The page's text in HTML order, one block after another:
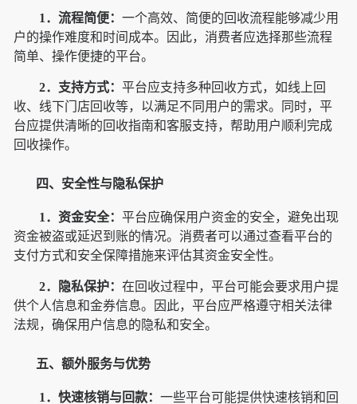
1．流程简便： 一个高效、简便的回收流程能够减少用
户的操作难度和时间成本。因此，消费者应选择那些流程
简单、操作便捷的平台。
2．支持方式： 平台应支持多种回收方式，如线上回
收、线下门店回收等，以满足不同用户的需求。同时，平
台应提供清晰的回收指南和客服支持，帮助用户顺利完成
回收操作。
四、安全性与隐私保护
1．资金安全： 平台应确保用户资金的安全，避免出现
资金被盗或延迟到账的情况。消费者可以通过查看平台的
支付方式和安全保障措施来评估其资金安全性。
2．隐私保护： 在回收过程中，平台可能会要求用户提
供个人信息和金券信息。因此，平台应严格遵守相关法律
法规，确保用户信息的隐私和安全。
五、额外服务与优势
1．快速核销与回款： 一些平台可能提供快速核销和回